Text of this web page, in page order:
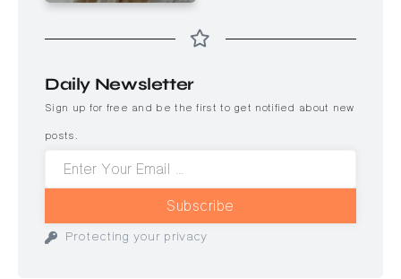
Daily Newsletter
Sign up for free and be the first to get notified about new
posts.
Subscribe
Protecting your privacy